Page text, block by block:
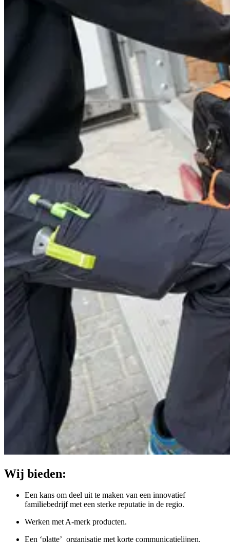
Wij bieden:
Een kans om deel uit te maken van een innovatief
familiebedrijf met een sterke reputatie in de regio.
Werken met A-merk producten.
Een ‘platte’ organisatie met korte communicatielijnen.